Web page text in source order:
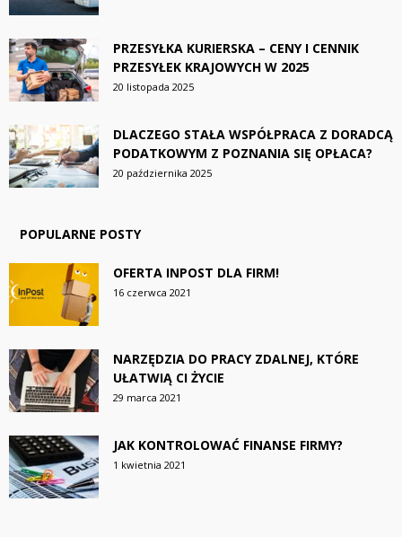
PRZESYŁKA KURIERSKA – CENY I CENNIK
PRZESYŁEK KRAJOWYCH W 2025
20 listopada 2025
DLACZEGO STAŁA WSPÓŁPRACA Z DORADCĄ
PODATKOWYM Z POZNANIA SIĘ OPŁACA?
20 października 2025
POPULARNE POSTY
OFERTA INPOST DLA FIRM!
16 czerwca 2021
NARZĘDZIA DO PRACY ZDALNEJ, KTÓRE
UŁATWIĄ CI ŻYCIE
29 marca 2021
JAK KONTROLOWAĆ FINANSE FIRMY?
1 kwietnia 2021